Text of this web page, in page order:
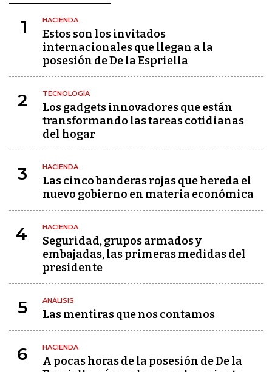
1 HACIENDA
Estos son los invitados
internacionales que llegan a la
posesión de De la Espriella
2 TECNOLOGÍA
Los gadgets innovadores que están
transformando las tareas cotidianas
del hogar
3 HACIENDA
Las cinco banderas rojas que hereda el
nuevo gobierno en materia económica
4 HACIENDA
Seguridad, grupos armados y
embajadas, las primeras medidas del
presidente
5 ANÁLISIS
Las mentiras que nos contamos
6 HACIENDA
A pocas horas de la posesión de De la